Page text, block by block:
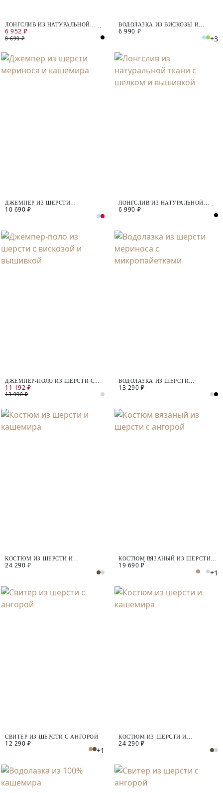
ЛОНГСЛИВ ИЗ НАТУРАЛЬНОЙ
ТКАНИ С ШЕЛКОМ И ВЫШИВКОЙ
6 952 ₽
8 690 ₽
ВОДОЛАЗКА ИЗ ВИСКОЗЫ И
ХЛОПКА
6 990 ₽
+3
ДЖЕМПЕР ИЗ ШЕРСТИ
МЕРИНОСА И КАШЕМИРА
10 690 ₽
ЛОНГСЛИВ ИЗ НАТУРАЛЬНОЙ
ТКАНИ С ШЕЛКОМ И ВЫШИВКОЙ
6 990 ₽
ДЖЕМПЕР-ПОЛО ИЗ ШЕРСТИ С
ВИСКОЗОЙ И ВЫШИВКОЙ
11 192 ₽
13 990 ₽
ВОДОЛАЗКА ИЗ ШЕРСТИ
МЕРИНОСА С МИКРОПАЙЕТКАМИ
13 290 ₽
КОСТЮМ ИЗ ШЕРСТИ И
КАШЕМИРА
24 290 ₽
КОСТЮМ ВЯЗАНЫЙ ИЗ ШЕРСТИ С
АНГОРОЙ
19 690 ₽
+1
СВИТЕР ИЗ ШЕРСТИ С АНГОРОЙ
12 290 ₽
+1
КОСТЮМ ИЗ ШЕРСТИ И
КАШЕМИРА
24 290 ₽